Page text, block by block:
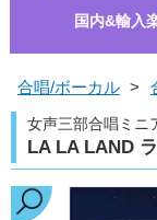
国内&輸入
合唱/ボーカル >
女声三部合唱ミニ
LA LA LAND